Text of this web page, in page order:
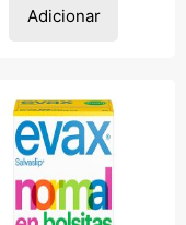
Adicionar